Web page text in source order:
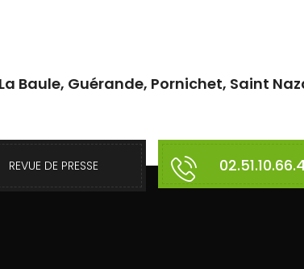
La Baule, Guérande, Pornichet, Saint
REVUE DE PRESSE